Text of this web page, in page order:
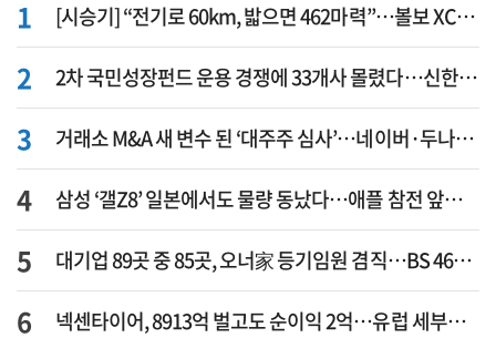
[시승기] “전기로 60km, 밟으면 462마력”…볼보 XC60 T8의 두 얼굴
2차 국민성장펀드 운용 경쟁에 33개사 몰렸다…신한·하나 등 새 얼굴 대거 합류
거래소 M&A 새 변수 된 ‘대주주 심사’…네이버·두나무 결합도 영향권
삼성 ‘갤Z8’ 일본에서도 물량 동났다…애플 참전 앞두고 선두 수성 ‘시험대’
대기업 89곳 중 85곳, 오너家 등기임원 겸직…BS 46곳·SM 45곳 ‘족벌경영’ 고착화
넥센타이어, 8913억 벌고도 순이익 2억…유럽 세부담에 이익 증발